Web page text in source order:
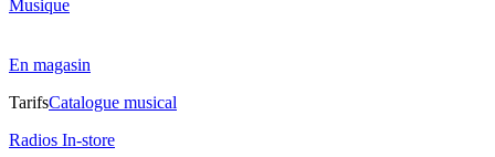
Musique
En magasin
TarifsCatalogue musical
Radios In-store